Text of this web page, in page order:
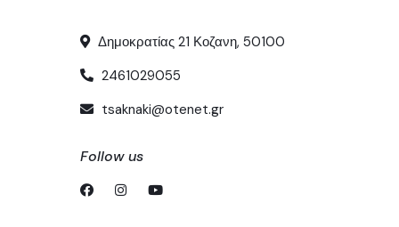
Δημοκρατίας 21 Κοζανη, 50100
2461029055
tsaknaki@otenet.gr
Follow us